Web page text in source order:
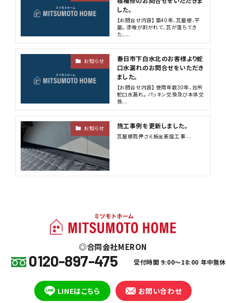
した。
【お問合せ内容】 築40年、瓦屋根、平
屋。 漆喰が剥がれて、瓦が落ちてき
た、...
お知らせ
春日市下白水北のお客様より蛇
口水漏れのお問合せをいただき
ました。
【お問合せ内容】 使用年数30年、台所
蛇口水漏れ。 パッキン交換及び本体交
換...
お知らせ 施工事例を更新しました。
瓦屋根雨押さえ板金新設工事...
合同会社MERON
0120-897-475 受付時間 9:00～18:00 年中無休
LINEはこちら お問い合わせ